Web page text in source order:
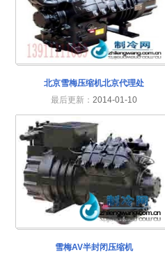
北京雪梅压缩机北京代理处
最后更新： 2014-01-10
雪梅AV半封闭压缩机